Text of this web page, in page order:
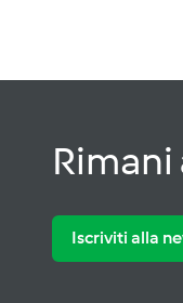
Rimani
Iscriviti alla